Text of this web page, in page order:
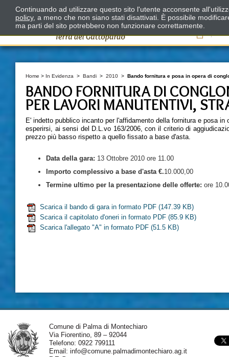
Il
Home > In Evidenza > Bandi > 2010 > Bando fornitura e posa in opera di
BANDO FORNITURA DI
PER LAVORI MANUTENTIVI,
E' indetto pubblico incanto per l'affidamento della fornitura e posa
esperirsi, ai sensi del D.L.vo 163/2006, con il criterio di
prezzo più basso rispetto a quello fissato a base d'asta.
Data della gara: 13 Ottobre 2010 ore 11.00
Importo complessivo a base d'asta €.10.000,00
Termine ultimo per la presentazione delle offerte: ore
Scarica il bando di gara in formato PDF (147.39 KB)
Scarica il capitolato d'oneri in formato PDF (85.9 KB)
Scarica l'allegato "A" in formato PDF (51.5 KB)
Comune di Palma di Montechiaro
Via Fiorentino, 89 – 92044
Telefono: 0922 799111
Email: info@comune.palmadimontechiaro.ag.it
Continuando ad utilizzare questo sito l'utente acconsente
policy, a meno che non siano stati disattivati. È possibile
ma parti del sito potrebbero non funzionare correttamente.